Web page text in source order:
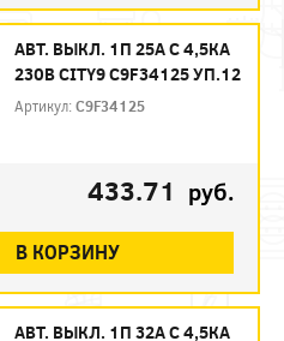
АВТ. ВЫКЛ. 1П 25А С 4,5КА
230В CITY9 C9F34125 УП.12
Артикул:C9F34125
433.71 руб.
В КОРЗИНУ
АВТ. ВЫКЛ. 1П 32А С 4,5КА